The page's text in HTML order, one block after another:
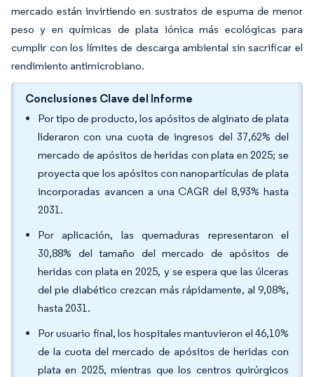
mercado están invirtiendo en sustratos de espuma de menor
peso y en químicas de plata iónica más ecológicas para
cumplir con los límites de descarga ambiental sin sacrificar el
rendimiento antimicrobiano.
Conclusiones Clave del Informe
Por tipo de producto, los apósitos de alginato de plata
lideraron con una cuota de ingresos del 37,62% del
mercado de apósitos de heridas con plata en 2025; se
proyecta que los apósitos con nanopartículas de plata
incorporadas avancen a una CAGR del 8,93% hasta
2031.
Por aplicación, las quemaduras representaron el
30,88% del tamaño del mercado de apósitos de
heridas con plata en 2025, y se espera que las úlceras
del pie diabético crezcan más rápidamente, al 9,08%,
hasta 2031.
Por usuario final, los hospitales mantuvieron el 46,10%
de la cuota del mercado de apósitos de heridas con
plata en 2025, mientras que los centros quirúrgicos